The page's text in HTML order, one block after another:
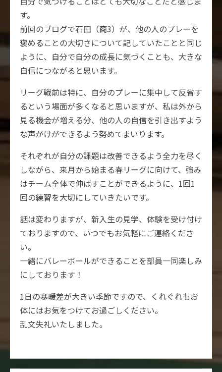
す。
前回のブログで石田（商3）が、他の人のプレーを
褒めることの大切さについて記していたことと同じ
ように、自分で自分の成長に気づくことも、大きな
自信につながると思います。
リーグ戦前は特に、自分のプレーに集中して反省す
るという場面が多くなると思いますが、私は外から
見る機会が増える分、他の人の自信を引き出すよう
な声がけができるよう努めてまいります。
それぞれが自分の課題は改善できるよう全力を尽く
しながら、来月から始まる春リーグに向けて、強み
はチーム全体で伸ばすことができるように、1回1
回の練習を大切にしていきたいです。
話は変わりますが、新入生の見学、体験を受け付け
ておりますので、いつでもお気軽にご連絡くださ
い。
一緒にバレーボールができることを部員一同楽しみ
にしております！
1日の寒暖差が大きい季節ですので、くれぐれもお
体にはお気をつけてお過ごしください。
乱文失礼いたしました。